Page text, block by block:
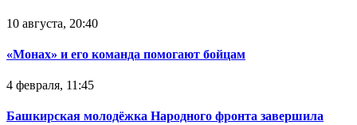
10 августа, 20:40
«Монах» и его команда помогают бойцам
4 февраля, 11:45
Башкирская молодёжка Народного фронта завершила